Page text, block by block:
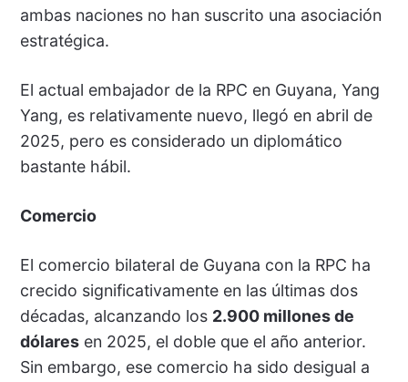
ambas naciones no han suscrito una asociación
estratégica.
El actual embajador de la RPC en Guyana, Yang
Yang, es relativamente nuevo, llegó en abril de
2025, pero es considerado un diplomático
bastante hábil.
Comercio
El comercio bilateral de Guyana con la RPC ha
crecido significativamente en las últimas dos
décadas, alcanzando los 2.900 millones de
dólaresen 2025, el doble que el año anterior.
Sin embargo, ese comercio ha sido desigual a